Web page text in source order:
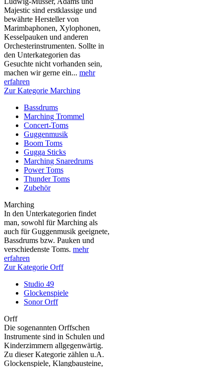
Majestic sind erstklassige und
bewährte Hersteller von
Marimbaphonen, Xylophonen,
Kesselpauken und anderen
Orchesterinstrumenten. Sollte in
den Unterkategorien das
Gesuchte nicht vorhanden sein,
machen wir gerne ein... mehr
erfahren
Zur Kategorie Marching
Bassdrums
Marching Trommel
Concert-Toms
Guggenmusik
Boom Toms
Gugga Sticks
Marching Snaredrums
Power Toms
Thunder Toms
Zubehör
Marching
In den Unterkategorien findet
man, sowohl für Marching als
auch für Guggenmusik geeignete,
Bassdrums bzw. Pauken und
verschiedenste Toms. mehr
erfahren
Zur Kategorie Orff
Studio 49
Glockenspiele
Sonor Orff
Orff
Die sogenannten Orffschen
Instrumente sind in Schulen und
Kinderzimmern allgegenwärtig.
Zu dieser Kategorie zählen u.A.
Glockenspiele, Klangbausteine,